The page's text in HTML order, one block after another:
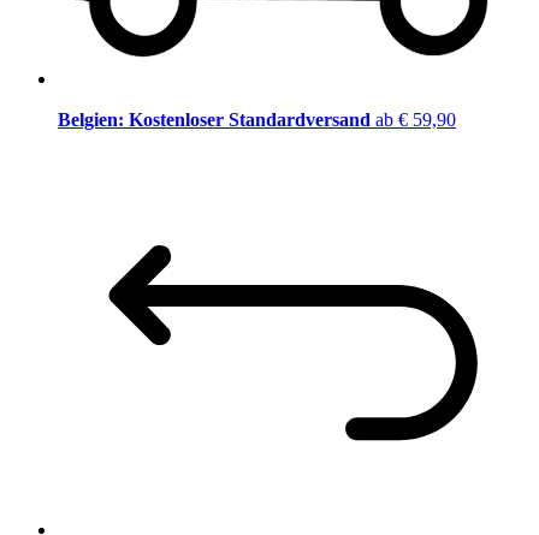
Belgien: Kostenloser Standardversand ab € 59,90